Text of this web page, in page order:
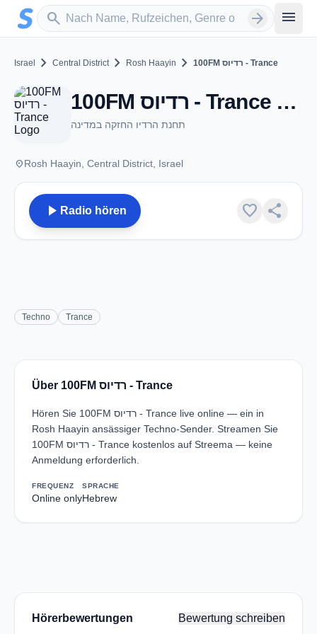
Zum Hauptinhalt springen
search
Sender suchen arrow_forward menu
Israel chevron_right Central District chevron_right Rosh Haayin chevron_right 100FM רדיוס - Trance
100FM רדיוס - Trance - Rosh Haayin
תחנת הרדיו החזקה במדינה
placeRosh Haayin, Central District, Israel
play_arrow Radio hören favorite share
Techno Trance
Über 100FM רדיוס - Trance
Hören Sie 100FM רדיוס - Trance live online — ein in
Rosh Haayin ansässiger Techno-Sender. Streamen Sie
100FM רדיוס - Trance kostenlos auf Streema — keine
Anmeldung erforderlich.
FREQUENZ
Online only
SPRACHE
Hebrew
Hörerbewertungen Bewertung schreiben